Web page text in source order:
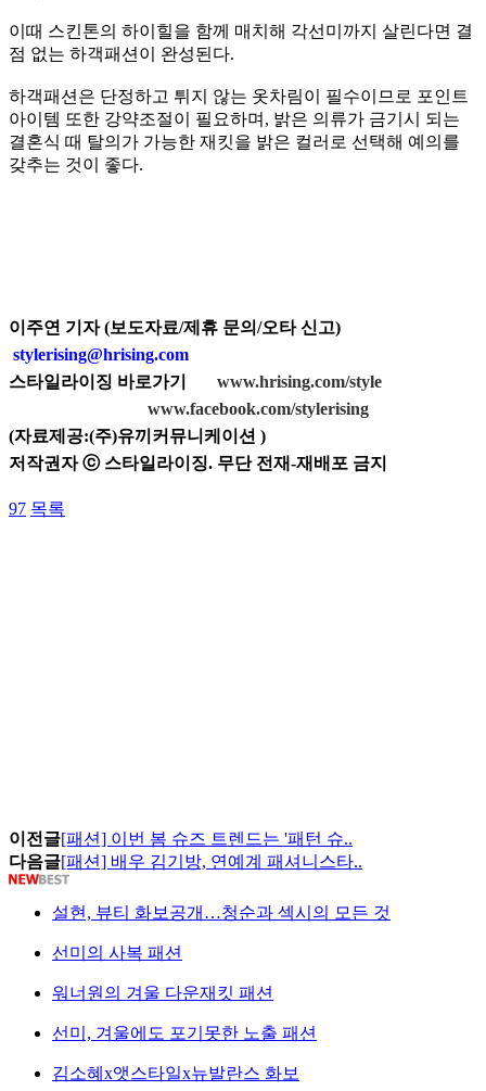
이때 스킨톤의 하이힐을 함께 매치해 각선미까지 살린다면 결
점 없는 하객패션이 완성된다.
하객패션은 단정하고 튀지 않는 옷차림이 필수이므로 포인트
아이템 또한 강약조절이 필요하며, 밝은 의류가 금기시 되는
결혼식 때 탈의가 가능한 재킷을 밝은 컬러로 선택해 예의를
갖추는 것이 좋다.
이주연 기자 (보도자료/제휴 문의/오타 신고)
stylerising@hrising.com
스타일라이징 바로가기
www.hrising.com/style
www.facebook.com/stylerising
(자료제공:(주)유끼커뮤니케이션 )
저작권자 ⓒ 스타일라이징. 무단 전재-재배포 금지
97 목록
이전글[패션] 이번 봄 슈즈 트렌드는 '패턴 슈..
다음글[패션] 배우 김기방, 연예계 패셔니스타..
설현, 뷰티 화보공개…청순과 섹시의 모든 것
선미의 사복 패션
워너원의 겨울 다운재킷 패션
선미, 겨울에도 포기못한 노출 패션
김소혜x앳스타일x뉴발란스 화보